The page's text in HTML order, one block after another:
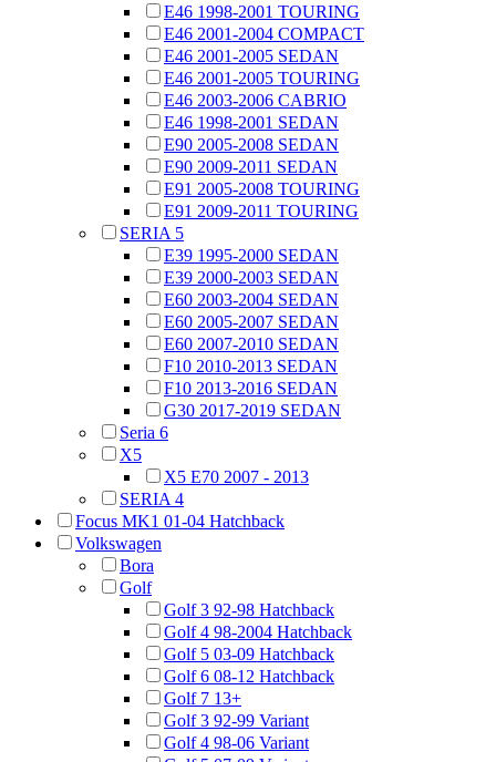
E46 1998-2001 TOURING
E46 2001-2004 COMPACT
E46 2001-2005 SEDAN
E46 2001-2005 TOURING
E46 2003-2006 CABRIO
E46 1998-2001 SEDAN
E90 2005-2008 SEDAN
E90 2009-2011 SEDAN
E91 2005-2008 TOURING
E91 2009-2011 TOURING
SERIA 5
E39 1995-2000 SEDAN
E39 2000-2003 SEDAN
E60 2003-2004 SEDAN
E60 2005-2007 SEDAN
E60 2007-2010 SEDAN
F10 2010-2013 SEDAN
F10 2013-2016 SEDAN
G30 2017-2019 SEDAN
Seria 6
X5
X5 E70 2007 - 2013
SERIA 4
Focus MK1 01-04 Hatchback
Volkswagen
Bora
Golf
Golf 3 92-98 Hatchback
Golf 4 98-2004 Hatchback
Golf 5 03-09 Hatchback
Golf 6 08-12 Hatchback
Golf 7 13+
Golf 3 92-99 Variant
Golf 4 98-06 Variant